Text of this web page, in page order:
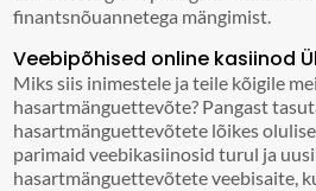
finantsnõuannetega mängimist.
Veebipõhised online kasiinod
Miks siis inimestele ja teile kõigile
hasartmänguettevõte? Pangast
hasartmänguettevõtete lõikes
parimaid veebikasiinosid turul ja
hasartmänguettevõtete veebisaite,